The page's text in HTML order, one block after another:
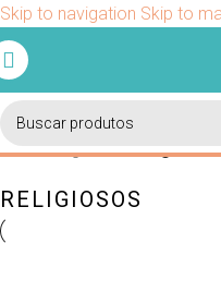
Skip to navigation Skip to
Início/Pingentes/Religiosos
RELIGIOSOS